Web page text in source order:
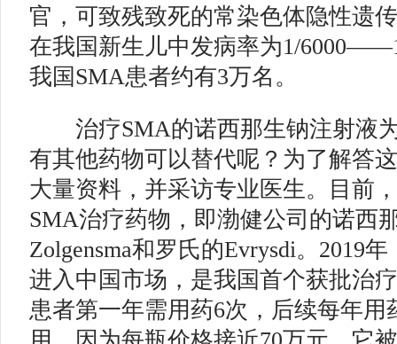
官，可致残致死的常染色体隐性遗
在我国新生儿中发病率为1/
我国SMA患者约有3万名。
治疗SMA的诺西那生钠注射液
有其他药物可以替代呢？为了解答
大量资料，并采访专业医生。目前
SMA治疗药物，即渤健公司的诺西
Zolgensma和罗氏的Evrysdi。2019
进入中国市场，是我国首个获批治
患者第一年需用药6次，后续每年用